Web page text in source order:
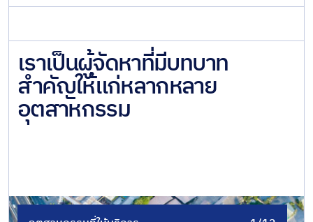
เราเป็นผู้จัดหาที่มีบทบาท
สำคัญให้แก่หลากหลาย
อุตสาหกรรม